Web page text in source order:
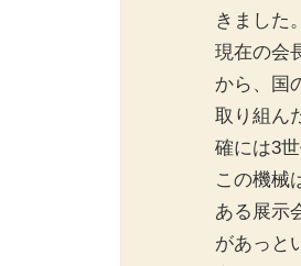
きました
現在の会
から、国
取り組ん
確には3
この機械
ある展示
があっと